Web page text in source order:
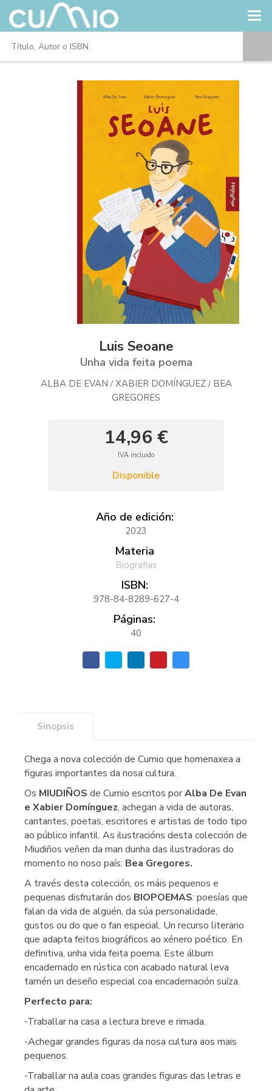
Luis Seoane
Unha vida feita poema
ALBA DE EVAN / XABIER DOMÍNGUEZ / BEA
GREGORES
14,96 €
IVA incluido
Disponible
Año de edición:
2023
Materia
Biografias
ISBN:
978-84-8289-627-4
Páginas:
40
Sinopsis
Chega a nova colección de Cumio que homenaxea a
figuras importantes da nosa cultura.
Os MIUDIÑOS de Cumio escritos porAlba De Evan
e Xabier Domínguez, achegan a vida de autoras,
cantantes, poetas, escritores e artistas de todo tipo
ao público infantil. As ilustracións desta colección de
Miudiños veñen da man dunha das ilustradoras do
momento no noso país: Bea Gregores.
A través desta colección, os máis pequenos e
pequenas disfrutarán dos BIOPOEMAS: poesías que
falan da vida de alguén, da súa personalidade,
gustos ou do que o fan especial. Un recurso literario
que adapta feitos biográficos ao xénero poético. En
definitiva, unha vida feita poema. Este álbum
encadernado en rústica con acabado natural leva
tamén un deseño especial coa encadernación suíza.
Perfecto para:
-Traballar na casa a lectura breve e rimada.
-Achegar grandes figuras da nosa cultura aos mais
pequenos.
-Traballar na aula coas grandes figuras das letras e